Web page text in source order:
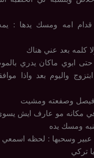
امه ومسك يدها : يمه
كلمه بعد عني هناك
ابوي ماكان يدري
واليوم بعد واذا
فيصل وصفعته ومشيت
مكانه مو عارف ايش
ومسك يده
عبير وسحبها : لحظه اسمعي
تركي